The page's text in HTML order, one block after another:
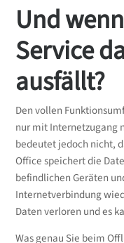
Und
Service
ausfällt?
Den vollen
nur mit Internetzugang
bedeutet jedoch nicht,
Office speichert die
befindlichen Geräten
Internetverbindung
Daten verloren und es
Was genau Sie beim